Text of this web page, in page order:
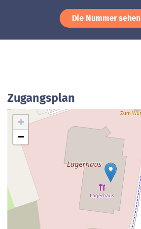
Die Nummer sehen
Zugangsplan
+
−